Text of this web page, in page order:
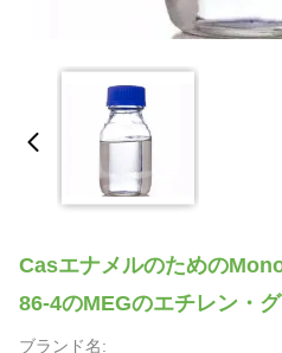
Casエナメルのための
86-4のMEGのエチレン・
ブランド名: